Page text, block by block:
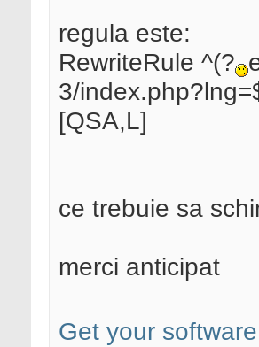
regula este:
RewriteRule ^(?
3/
[QSA,L]
ce trebuie sa
merci anticipat
Get your